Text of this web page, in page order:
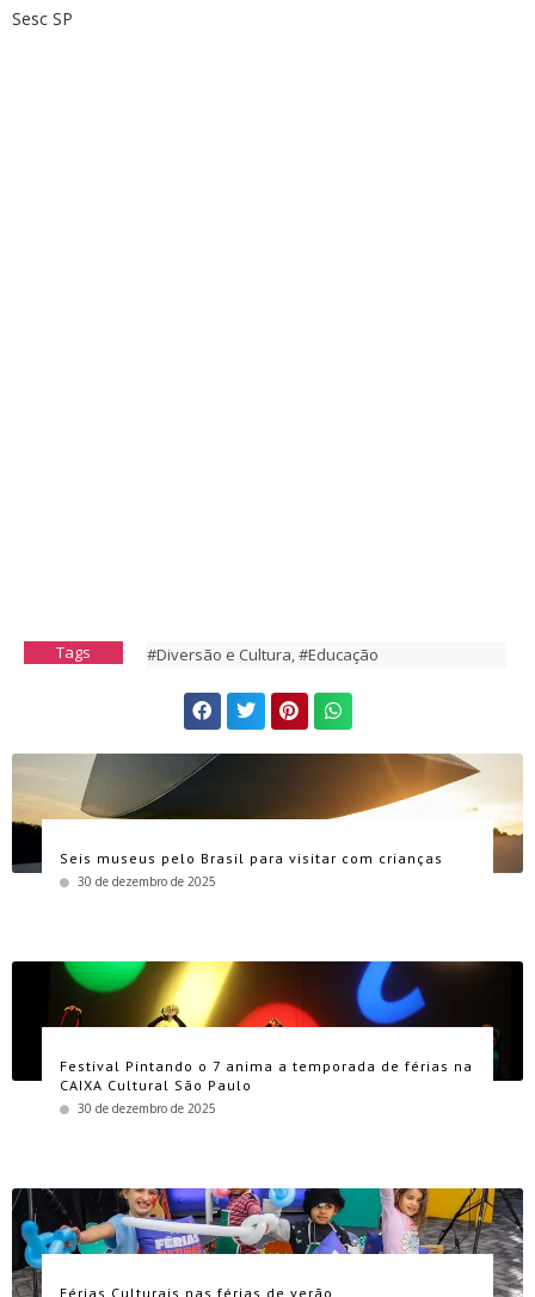
Sesc SP
Tags #Diversão e Cultura,#Educação
Seis museus pelo Brasil para visitar com crianças
30 de dezembro de 2025
Festival Pintando o 7 anima a temporada de férias na
CAIXA Cultural São Paulo
30 de dezembro de 2025
Férias Culturais nas férias de verão